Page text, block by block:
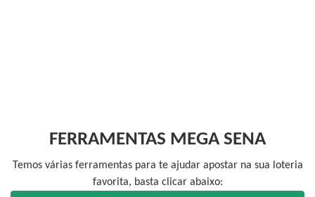
FERRAMENTAS MEGA SENA
Temos várias ferramentas para te ajudar apostar na sua loteria
favorita, basta clicar abaixo: